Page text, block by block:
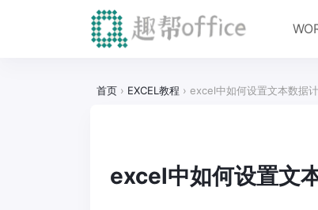
首页 › EXCEL教程 › excel中如何设置文本数据
excel中如何设置文